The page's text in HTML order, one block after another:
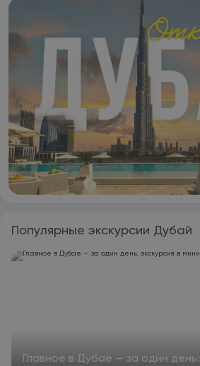
Популярные экскурсии Дубай
Главное в Дубае — за один день: